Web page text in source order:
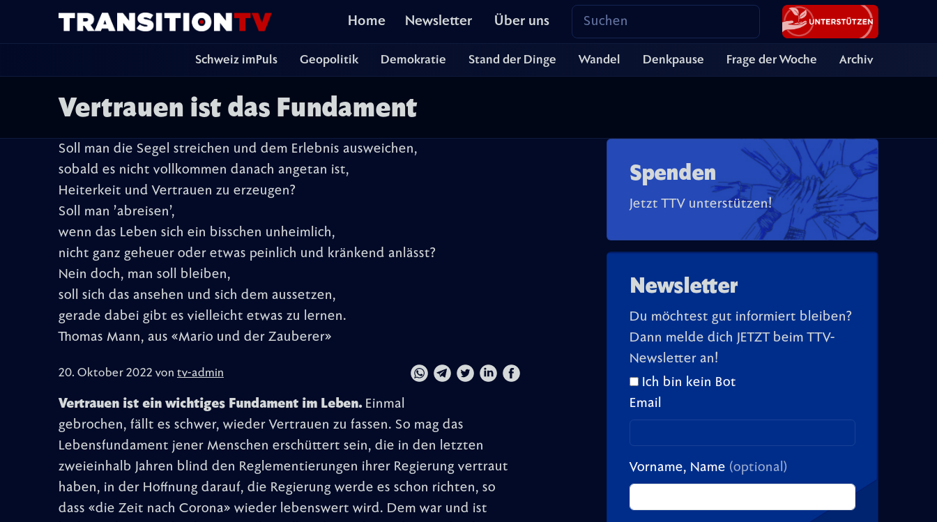
Home Newsletter Über uns
Schweiz imPuls Geopolitik Demokratie Stand der Dinge Wandel Denkpause Frage der Woche Archiv
Vertrauen ist das Fundament
Soll man die Segel streichen und dem Erlebnis ausweichen,
sobald es nicht vollkommen danach angetan ist,
Heiterkeit und Vertrauen zu erzeugen?
Soll man ’abreisen’,
wenn das Leben sich ein bisschen unheimlich,
nicht ganz geheuer oder etwas peinlich und kränkend anlässt?
Nein doch, man soll bleiben,
soll sich das ansehen und sich dem aussetzen,
gerade dabei gibt es vielleicht etwas zu lernen.
Thomas Mann, aus «Mario und der Zauberer»
20. Oktober 2022 von tv-admin
Vertrauen ist ein wichtiges Fundament im Leben.Einmal
gebrochen, fällt es schwer, wieder Vertrauen zu fassen. So mag das
Lebensfundament jener Menschen erschüttert sein, die in den letzten
zweieinhalb Jahren blind den Reglementierungen ihrer Regierung vertraut
haben, in der Hoffnung darauf, die Regierung werde es schon richten, so
dass «die Zeit nach Corona» wieder lebenswert wird. Dem war und ist
Spenden
Jetzt TTV unterstützen!
Newsletter
Du möchtest gut informiert bleiben?
Dann melde dich JETZT beim TTV-
Newsletter an!
Ich bin kein Bot
Email
Vorname, Name (optional)